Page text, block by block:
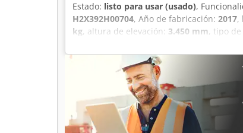
Estado: listo para usar (usado),
H2X392H00704, Año de fabricación: 2017,
kg, altura de elevación: 3.450 mm, tipo
, Sin precio
TÉCNICOS Capacidad de carga: 2.500 kg
DETALLES DE LA MÁQUINA Tipo de
Altura total: 2.377 mm EQUIPAMIENTO